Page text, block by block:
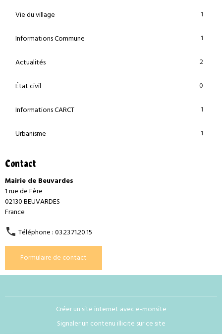
Vie du village 1
Informations Commune 1
Actualités 2
État civil 0
Informations CARCT 1
Urbanisme 1
Contact
Mairie de Beuvardes
1 rue de Fère
02130 BEUVARDES
France
Téléphone : 03.23.71.20.15
Formulaire de contact
Créer un site internet avec e-monsite
Signaler un contenu illicite sur ce site